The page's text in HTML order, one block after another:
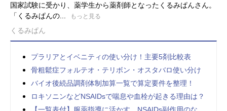
国家試験に受かり、薬学生から薬剤師となったくるみぱんさん。
「くるみぱんの...
もっと見る
くるみぱん
プラリアとイベニティの使い分け！主要5剤比較表
骨粗鬆症フォルテオ・テリボン・オスタバロ使い分け
バイオ後続品調剤体制加算一覧で算定要件を整理！
ロキソニンなどNSAIDsで喘息や血栓が起きる理由は？
【一覧表付】服薬指導に活かす、NSAIDs副作用のな